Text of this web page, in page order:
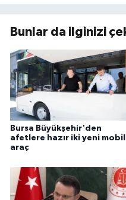
Bunlar da ilginizi
Bursa Büyükşehir'den
afetlere hazır iki yeni mobil
araç